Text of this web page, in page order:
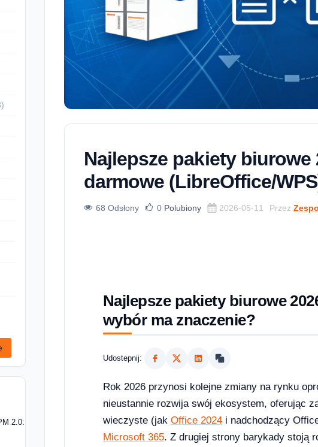
2.0: co zrobic w 2026?
Najlepsze pakiety
darmowe (LibreOffice/
68 Odsłony 0 Polubiony 2026-05-11 Przez
Najlepsze pakiety biurowe
wybór ma znaczenie?
Udostepnij:
Rok 2026 przynosi kolejne zmiany na rynku
nieustannie rozwija swój ekosystem, oferując
wieczyste (jak Office 2024 i nadchodzący
Microsoft 365. Z drugiej strony barykady stoją